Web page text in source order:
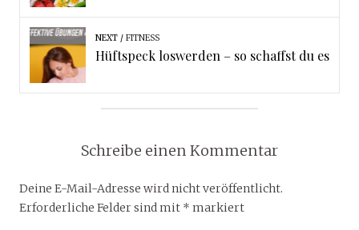
NEXT FITNESS
Hüftspeck loswerden – so schaffst du es
Schreibe einen Kommentar
Deine E-Mail-Adresse wird nicht veröffentlicht.
Erforderliche Felder sind mit * markiert